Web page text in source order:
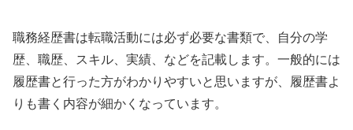
職務経歴書は転職活動には必ず必要な書類で、自分の学
歴、職歴、スキル、実績、などを記載します。一般的には
履歴書と行った方がわかりやすいと思いますが、履歴書よ
りも書く内容が細かくなっています。